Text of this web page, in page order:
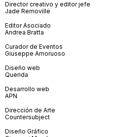
Director creativo y editor jefe
Jade Removille
Editor Asociado
Andrea Bratta
Curador de Eventos
Giuseppe Amoruoso
Diseño web
Querida
Desarrollo web
APN
Dirección de Arte
Countersubject
Diseño Gráfico